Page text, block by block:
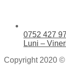
0752 427
Luni –
Copyright 2020 ©